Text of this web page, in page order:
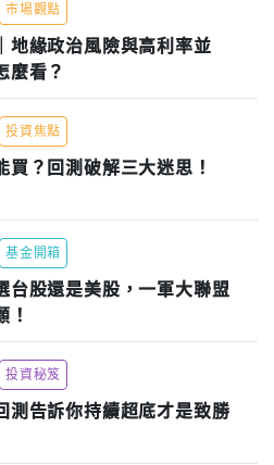
市場觀點
地緣政治風險與高利率並
麼看？
投資焦點
買？回測破解三大迷思！
基金開箱
台股還是美股，一軍大聯盟
！
投資秘笈
測告訴你持續超底才是致勝